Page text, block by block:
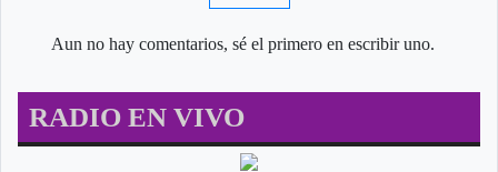
Aun no hay comentarios, sé el primero en escribir uno.
RADIO EN VIVO